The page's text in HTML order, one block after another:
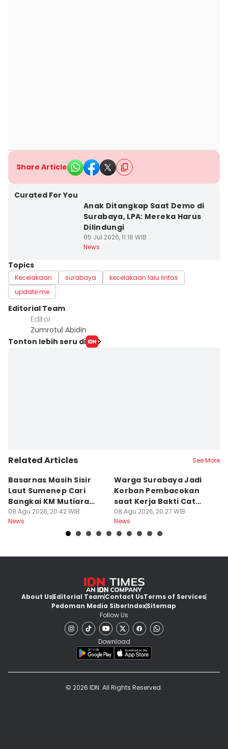
Share Article
Curated For You
Anak Ditangkap Saat Demo di
Surabaya, LPA: Mereka Harus
Dilindungi
05 Jul 2026, 11:18 WIB
News
Topics
Kecelakaan surabaya
kecelakaan lalu lintas
update me
Editorial Team
Editor
Zumrotul Abidin
Tonton lebih seru di
Related Articles See More
Basarnas Masih Sisir
Laut Sumenep Cari
Bangkai KM Mutiara
Sentosa II
08 Agu 2026, 20:42 WIB
News
Warga Surabaya Jadi
Korban Pembacokan
saat Kerja Bakti Cat
Gapura
08 Agu 2026, 20:27 WIB
News
About UsEditorial TeamContact UsTerms of Services
Pedoman Media SiberIndexSitemap
Follow Us
Download
© 2026 IDN. All Rights Reserved.